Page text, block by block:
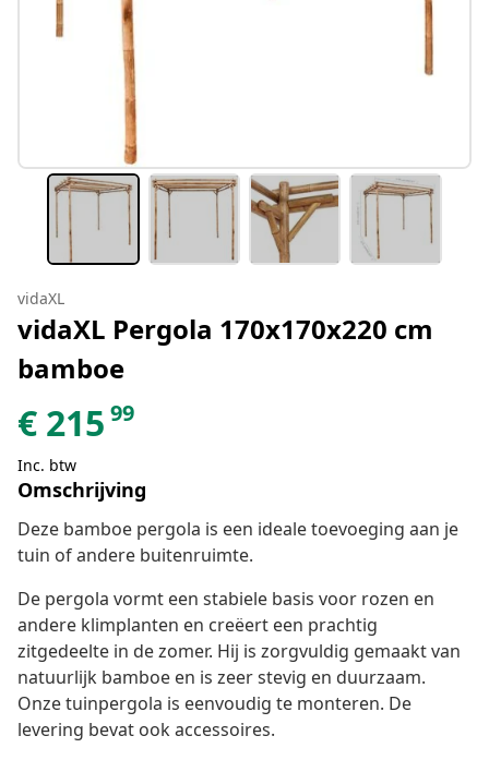
vidaXL
vidaXL Pergola 170x170x220 cm
bamboe
€ 215 99
Inc. btw
Omschrijving
Deze bamboe pergola is een ideale toevoeging aan je
tuin of andere buitenruimte.
De pergola vormt een stabiele basis voor rozen en
andere klimplanten en creëert een prachtig
zitgedeelte in de zomer. Hij is zorgvuldig gemaakt van
natuurlijk bamboe en is zeer stevig en duurzaam.
Onze tuinpergola is eenvoudig te monteren. De
levering bevat ook accessoires.